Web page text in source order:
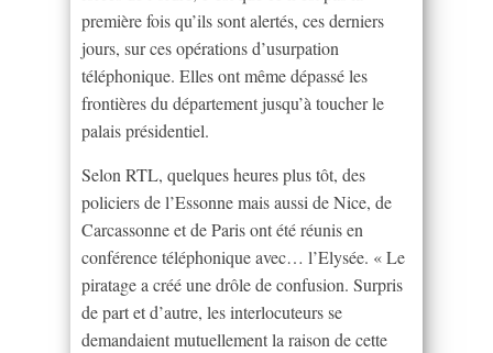
première fois qu’ils sont alertés, ces derniers
jours, sur ces opérations d’usurpation
téléphonique. Elles ont même dépassé les
frontières du département jusqu’à toucher le
palais présidentiel.
Selon RTL, quelques heures plus tôt, des
policiers de l’Essonne mais aussi de Nice, de
Carcassonne et de Paris ont été réunis en
conférence téléphonique avec… l’Elysée. « Le
piratage a créé une drôle de confusion. Surpris
de part et d’autre, les interlocuteurs se
demandaient mutuellement la raison de cette